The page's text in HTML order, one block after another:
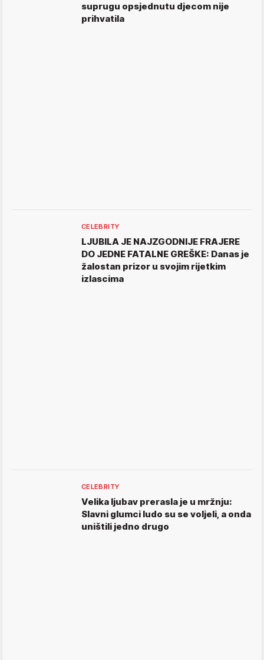
suprugu opsjednutu djecom nije
prihvatila
CELEBRITY
LJUBILA JE NAJZGODNIJE FRAJERE
DO JEDNE FATALNE GREŠKE: Danas je
žalostan prizor u svojim rijetkim
izlascima
CELEBRITY
Velika ljubav prerasla je u mržnju:
Slavni glumci ludo su se voljeli, a onda
uništili jedno drugo